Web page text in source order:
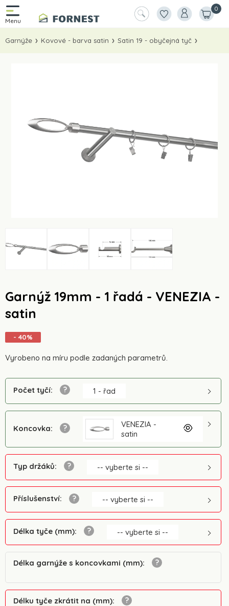
0
Garnýže Kovové - barva satin Satin 19 - obyčejná tyč
Garnýž 19mm - 1 řadá - VENEZIA -
satin
- 40%
Vyrobeno na míru podle zadaných parametrů.
Počet tyčí: 1 - řad
Koncovka:
VENEZIA -
satin
Typ držáků: -- vyberte si --
Příslušenství: -- vyberte si --
Délka tyče (mm): -- vyberte si --
Délka garnýže s koncovkami (mm):
Délku tyče zkrátit na (mm):